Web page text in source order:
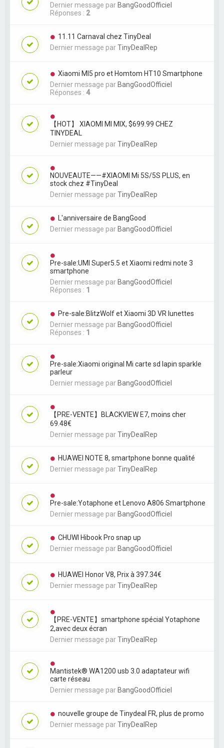
Dernier message par BangGoodOfficiel
Réponses : 2
11.11 Carnaval chez TinyDeal
Dernier message parTinyDealRep
Xiaomi MI5 pro et Homtom HT10 Smartphone
Dernier message par BangGoodOfficiel
Réponses : 4
【HOT】 XIAOMI MI MIX, $699.99 CHEZ
TINYDEAL
Dernier message parTinyDealRep
NOUVEAUTE——#XIAOMI Mi 5S/5S PLUS, en
stock chez #TinyDeal
Dernier message parTinyDealRep
L'anniversaire de BangGood
Dernier message par BangGoodOfficiel
Pre-sale:UMI Super5.5 et Xiaomi redmi note 3
smartphone
Dernier message par BangGoodOfficiel
Réponses : 1
Pre-sale:BlitzWolf et Xiaomi 3D VR lunettes
Dernier message par BangGoodOfficiel
Réponses : 1
Pre-sale:Xiaomi original Mi carte sd lapin sparkle
parleur
Dernier message par BangGoodOfficiel
【PRE-VENTE】BLACKVIEW E7, moins cher
69.48€
Dernier message parTinyDealRep
HUAWEI NOTE 8, smartphone bonne qualité
Dernier message parTinyDealRep
Pre-sale:Yotaphone et Lenovo A806 Smartphone
Dernier message par BangGoodOfficiel
CHUWI Hibook Pro snap up
Dernier message par BangGoodOfficiel
HUAWEI Honor V8, Prix à 397.34€
Dernier message parTinyDealRep
【PRE-VENTE】smartphone spécial Yotaphone
2,avec deux écran
Dernier message parTinyDealRep
Mantistek® WA1200 usb 3.0 adaptateur wifi
carte réseau
Dernier message par BangGoodOfficiel
nouvelle groupe de Tinydeal FR, plus de promo
Dernier message parTinyDealRep